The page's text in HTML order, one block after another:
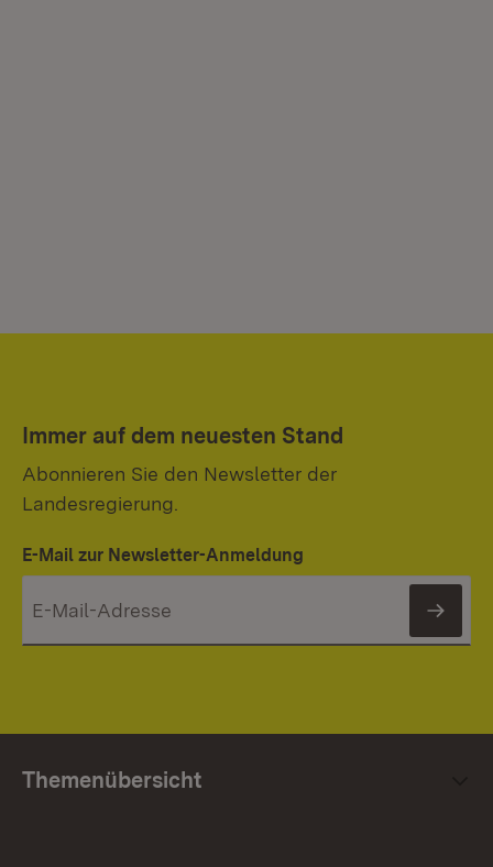
Immer auf dem neuesten Stand
Abonnieren Sie den Newsletter der
Landesregierung.
E-Mail zur Newsletter-Anmeldung
Themenübersicht